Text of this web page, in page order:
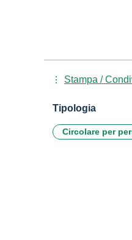
Stampa /
Tipologia
Circolare per